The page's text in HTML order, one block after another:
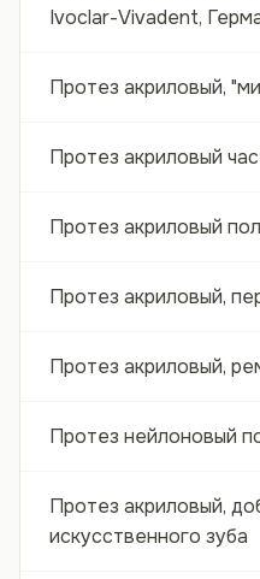
Ivoclar-Vivadent,
Протез акриловый,
Протез акриловый
Протез акриловый
Протез акриловый,
Протез акриловый,
Протез нейлоновый
Протез акриловый,
искусственного зуба